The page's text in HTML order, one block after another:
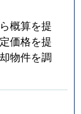
概算を提
価格を提
物件を調